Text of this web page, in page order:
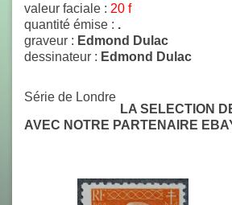
valeur faciale : 20 f
quantité émise : .
graveur : Edmond Dulac
dessinateur : Edmond Dulac
Série de Londre
LA SELECTION
AVEC NOTRE PARTENAIRE